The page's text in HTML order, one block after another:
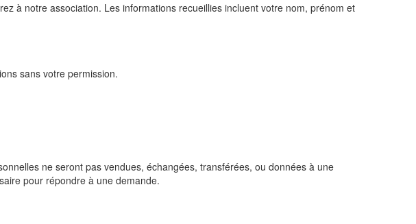
à notre association. Les informations recueillies incluent votre nom, prénom et
sans votre permission.
ne seront pas vendues, échangées, transférées, ou données à une
pour répondre à une demande.